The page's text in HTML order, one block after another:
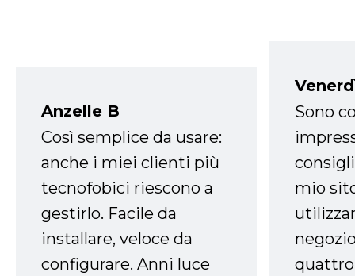
Anzelle B
Così semplice da usare:
anche i miei clienti più
tecnofobici riescono a
gestirlo. Facile da
installare, veloce da
configurare. Anni luce
Sono
mio